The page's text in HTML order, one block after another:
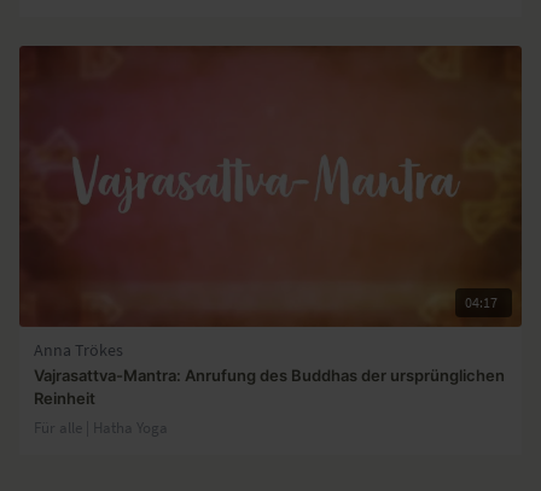
04:17
Anna Trökes
Vajrasattva-Mantra: Anrufung des Buddhas der ursprünglichen
Reinheit
Für alle | Hatha Yoga